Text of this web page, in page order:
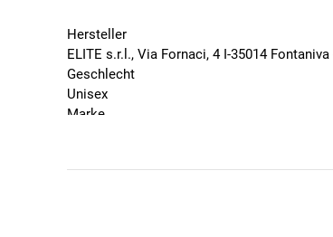
Extrem leichtes Gewicht: ab 54 g
Ergonomischer Deckel mit
Sportliches, unverwechselbares
Kompakte Größe für kleine Rahmen:
Durchmesser: 74 mm, passend für
Hersteller
ELITE s.r.l., Via Fornaci, 4 I-35014
Geschlecht
Unisex
Marke
2026
Bitte beachte, dass es zu Abweichungen